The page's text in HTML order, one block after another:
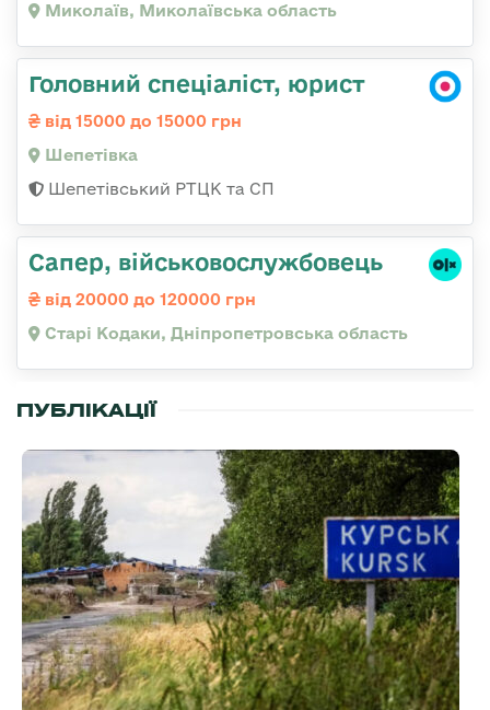
Миколаїв, Миколаївська область
Головний спеціаліст, юрист
від 15000 до 15000 грн
Шепетівка
Шепетівський РТЦК та СП
Сапер, військовослужбовець
від 20000 до 120000 грн
Старі Кодаки, Дніпропетровська область
ПУБЛІКАЦІЇ